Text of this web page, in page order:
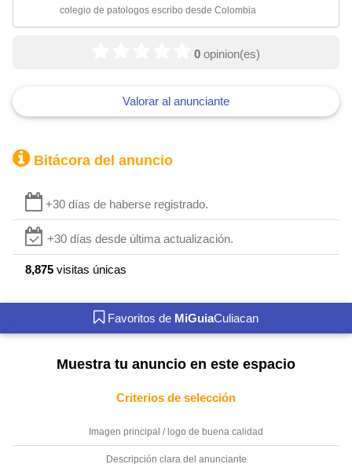
colegio de patologos escribo desde Colombia
0 opinion(es)
Valorar al anunciante
Bitácora del anuncio
+30 días de haberse registrado.
+30 días desde última actualización.
8,875 visitas únicas
Favoritos de MiGuiaCuliacan
Muestra tu anuncio en este espacio
Criterios de selección
Imagen principal / logo de buena calidad
Descripción clara del anunciante